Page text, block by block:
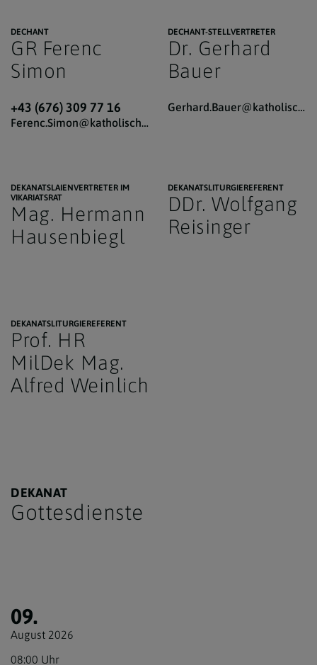
DECHANT
GR Ferenc
Simon
+43 (676) 309 77 16
Ferenc.Simon@katholischekirche.at
DECHANT-STELLVERTRETER
Dr. Gerhard
Bauer
Gerhard.Bauer@katholischekirche.at
DEKANATSLAIENVERTRETER IM
VIKARIATSRAT
Mag. Hermann
Hausenbiegl
DEKANATSLITURGIEREFERENT
DDr. Wolfgang
Reisinger
DEKANATSLITURGIEREFERENT
Prof. HR
MilDek Mag.
Alfred Weinlich
DEKANAT
Gottesdienste
09.
August 2026
08:00 Uhr